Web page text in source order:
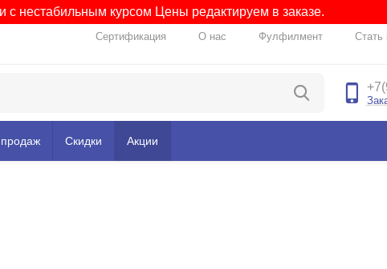
с нестабильным курсом Цены редактируем в заказе.
Сертификация О нас Фулфилмент Стать
Скидки Акции